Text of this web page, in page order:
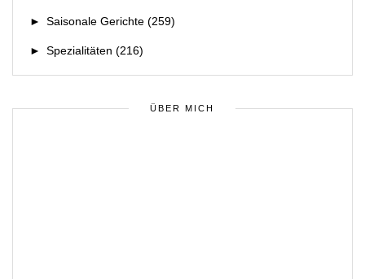
► Saisonale Gerichte (259)
► Spezialitäten (216)
ÜBER MICH